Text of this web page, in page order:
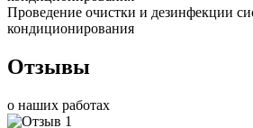
Проведение очистки и дезинфекции
кондиционирования
Отзывы
о наших работах